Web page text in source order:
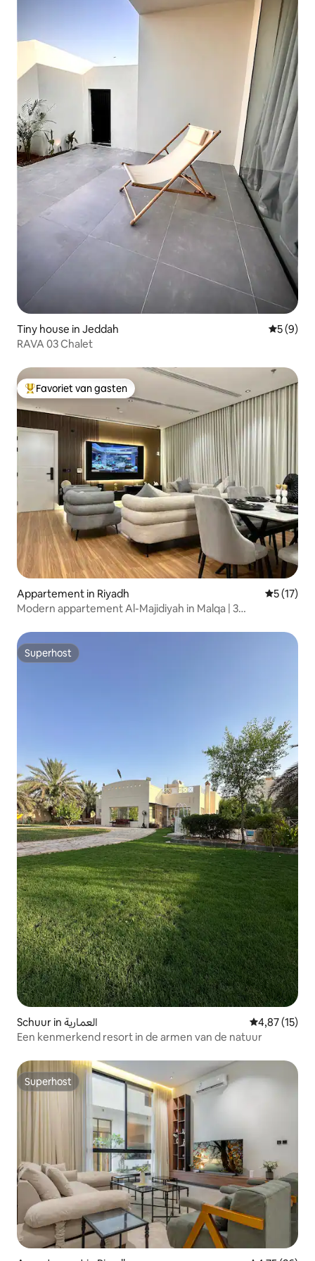
Tiny house in Jeddah
5 (9)
RAVA 03 Chalet
Topfavoriet van gasten
Favoriet van gasten
Appartement in Riyadh
5 (17)
Modern appartement Al-Majidiyah in Malqa | 3
Superhost
Superhost
Schuur in العمارية Gemiddelde
4,87 (15)
Een kenmerkend resort in de armen van de natuur
Superhost
Superhost